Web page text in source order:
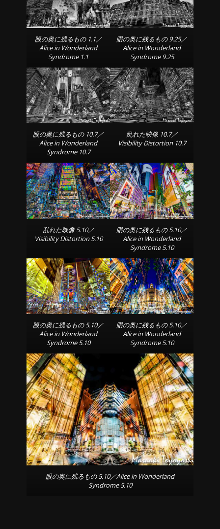
眼の奥に残るもの 1.1／
Alice in Wonderland
Syndrome 1.1
眼の奥に残るもの 9.25／
Alice in Wonderland
Syndrome 9.25
眼の奥に残るもの 10.7／
Alice in Wonderland
Syndrome 10.7
乱れた映像 10.7／
Visibility Distortion 10.7
乱れた映像 5.10／
Visibility Distortion 5.10
眼の奥に残るもの 5.10／
Alice in Wonderland
Syndrome 5.10
眼の奥に残るもの 5.10／
Alice in Wonderland
Syndrome 5.10
眼の奥に残るもの 5.10／
Alice in Wonderland
Syndrome 5.10
眼の奥に残るもの 5.10／Alice in Wonderland
Syndrome 5.10